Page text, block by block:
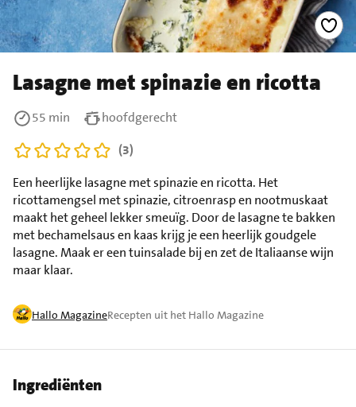
Lasagne met spinazie en ricotta
Hallo MagazineRecepten uit het Hallo Magazine
Een heerlijke lasagne met spinazie en ricotta. Het
ricottamengsel met spinazie, citroenrasp en nootmuskaat
maakt het geheel lekker smeuïg. Door de lasagne te bakken
met bechamelsaus en kaas krijg je een heerlijk goudgele
lasagne. Maak er een tuinsalade bij en zet de Italiaanse wijn
maar klaar.
55 min
hoofdgerecht
(3)
Ingrediënten